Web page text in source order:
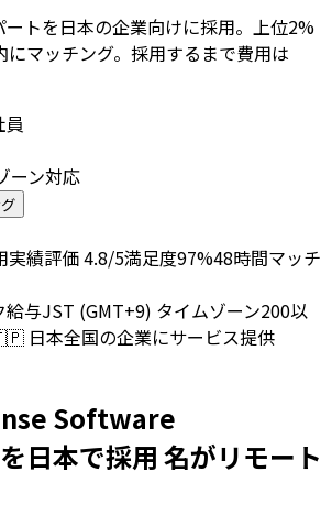
トを日本の企業向けに採用。上位2%
にマッチング。採用するまで費用は
員
ン対応
実績評価 4.8/5満足度97%48時間マッチ
給与JST (GMT+9) タイムゾーン200以
日本全国の企業にサービス提供
Software
日本で採用 名がリモート